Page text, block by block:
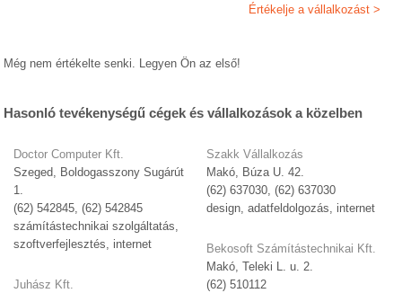
Értékelje a vállalkozást >
Még nem értékelte senki. Legyen Ön az első!
Hasonló tevékenységű cégek és vállalkozások a közelben
Doctor Computer Kft.
Szeged, Boldogasszony Sugárút
1.
(62) 542845, (62) 542845
számítástechnikai szolgáltatás,
szoftverfejlesztés, internet
Juhász Kft.
Szakk Vállalkozás
Makó, Búza U. 42.
(62) 637030, (62) 637030
design, adatfeldolgozás, internet
Bekosoft Számítástechnikai Kft.
Makó, Teleki L. u. 2.
(62) 510112